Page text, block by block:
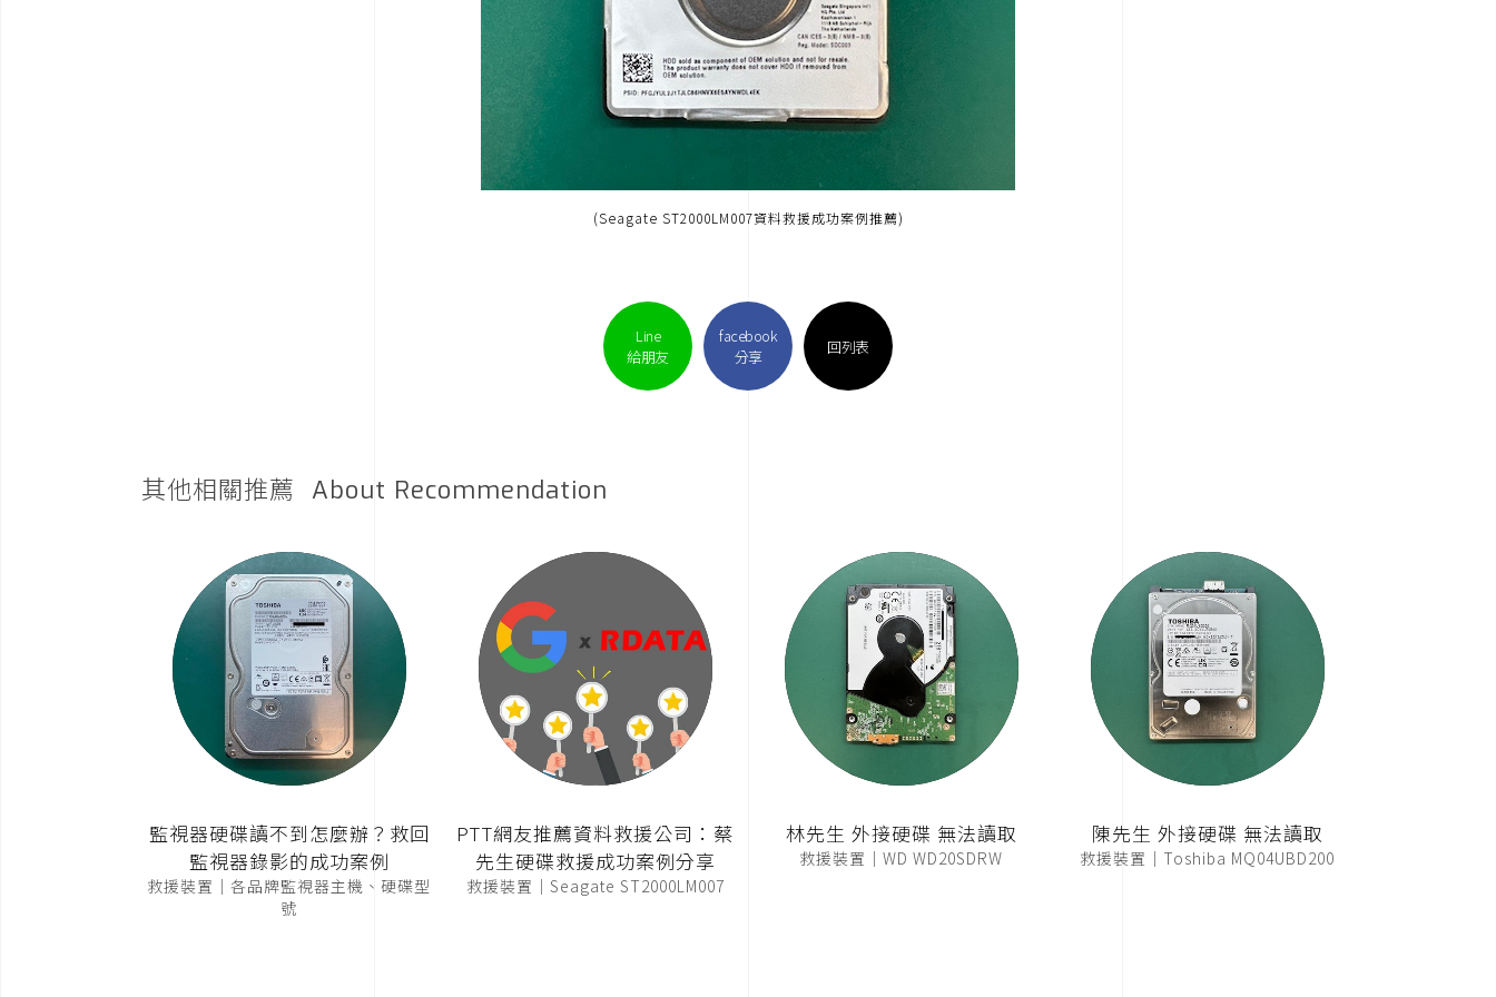
(Seagate ST2000LM007資料救援成功案例推薦)
Line
給朋友
facebook
分享
回列表
其他相關推薦 About Recommendation
監視器硬碟讀不到怎麼辦？救回
監視器錄影的成功案例
救援裝置｜各品牌監視器主機、硬碟型
號
PTT網友推薦資料救援公司：蔡
先生硬碟救援成功案例分享
救援裝置｜Seagate ST2000LM007
林先生 外接硬碟 無法讀取
救援裝置｜WD WD20SDRW
陳先生 外接硬碟 無法讀取
救援裝置｜Toshiba MQ04UBD200